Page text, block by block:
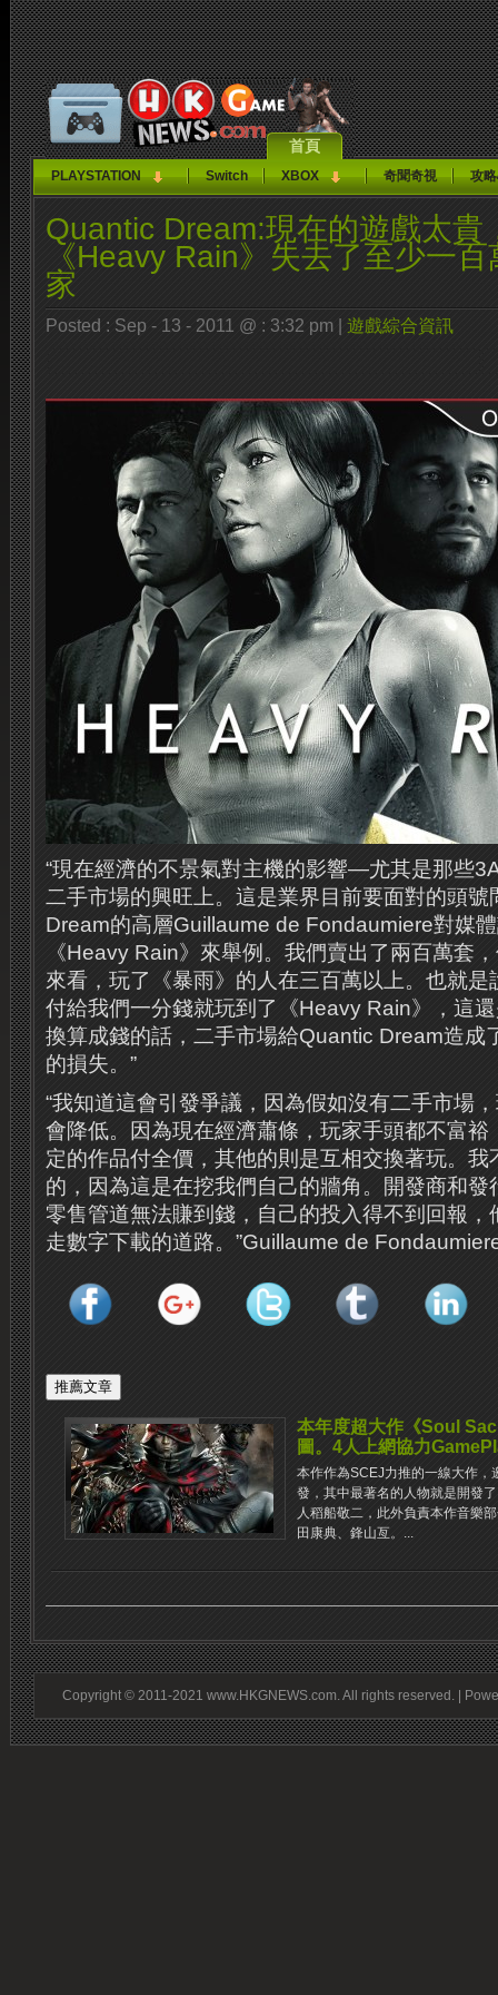
首頁
PLAYSTATION Switch XBOX 奇聞奇視 攻
Quantic Dream:現在的遊戲太貴
《Heavy Rain》失去了至少一
家
Posted : Sep - 13 - 2011 @ : 3:32 pm | 遊戲綜合資訊
“現在經濟的不景氣對主機的影響—尤其是那些
二手市場的興旺上。這是業界目前要面對的頭號
Dream的高層Guillaume de Fondaumiere對媒
《Heavy Rain》來舉例。我們賣出了兩百萬套
來看，玩了《暴雨》的人在三百萬以上。也就
付給我們一分錢就玩到了《Heavy Rain》，這
換算成錢的話，二手市場給Quantic Dream造成
的損失。”
“我知道這會引發爭議，因為假如沒有二手市場
會降低。因為現在經濟蕭條，玩家手頭都不富裕
定的作品付全價，其他的則是互相交換著玩。
的，因為這是在挖我們自己的牆角。開發商和
零售管道無法賺到錢，自己的投入得不到回報
走數字下載的道路。”Guillaume de
本年度超大作《Soul
圖。4人上網協力
本作作為SCEJ力推的一線大作，
發，其中最著名的人物就是開發
人稻船敬二，此外負責本作音樂
田康典、鋒山亙。...
Copyright © 2011-2021 www.HKGNEWS.com. All rights reserved. |